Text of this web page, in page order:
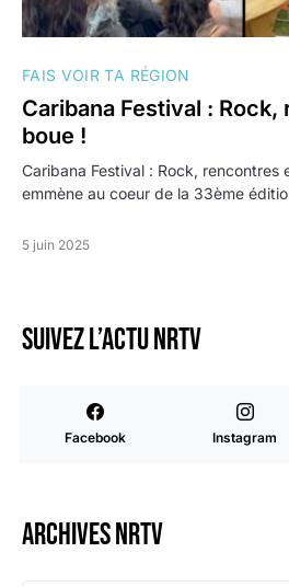
FAIS VOIR TA RÉGION
Caribana Festival :
boue !
Caribana Festival : Rock, rencontres
emmène au coeur de la 33ème
5 juin 2025
Suivez l’actu NRTV
Facebook Instagram
Archives NRTV